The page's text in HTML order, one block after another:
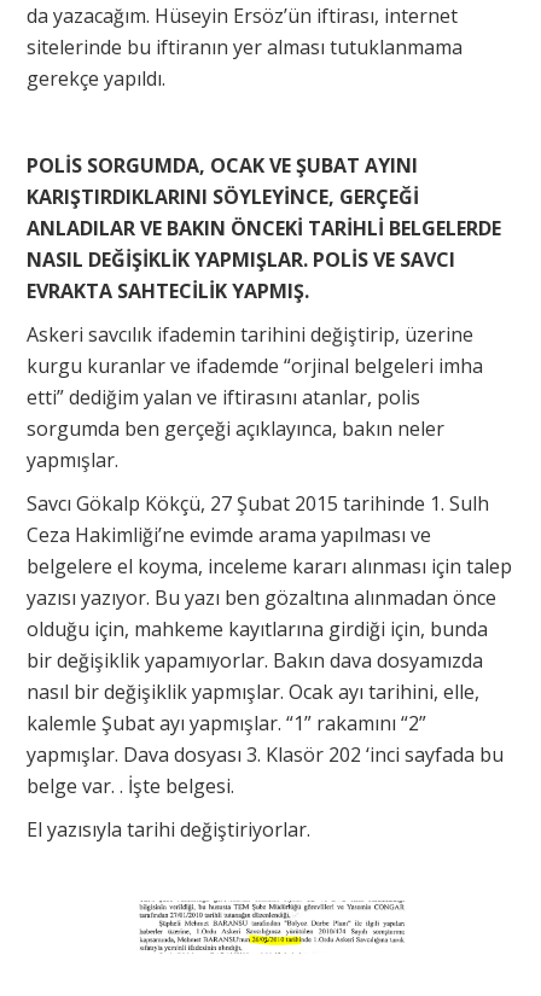
da yazacağım. Hüseyin Ersöz’ün iftirası, internet
sitelerinde bu iftiranın yer alması tutuklanmama
gerekçe yapıldı.
POLİS SORGUMDA, OCAK VE ŞUBAT AYINI
KARIŞTIRDIKLARINI SÖYLEYİNCE, GERÇEĞİ
ANLADILAR VE BAKIN ÖNCEKİ TARİHLİ BELGELERDE
NASIL DEĞİŞİKLİK YAPMIŞLAR. POLİS VE SAVCI
EVRAKTA SAHTECİLİK YAPMIŞ.
Askeri savcılık ifademin tarihini değiştirip, üzerine
kurgu kuranlar ve ifademde “orjinal belgeleri imha
etti” dediğim yalan ve iftirasını atanlar, polis
sorgumda ben gerçeği açıklayınca, bakın neler
yapmışlar.
Savcı Gökalp Kökçü, 27 Şubat 2015 tarihinde 1. Sulh
Ceza Hakimliği’ne evimde arama yapılması ve
belgelere el koyma, inceleme kararı alınması için talep
yazısı yazıyor. Bu yazı ben gözaltına alınmadan önce
olduğu için, mahkeme kayıtlarına girdiği için, bunda
bir değişiklik yapamıyorlar. Bakın dava dosyamızda
nasıl bir değişiklik yapmışlar. Ocak ayı tarihini, elle,
kalemle Şubat ayı yapmışlar. “1” rakamını “2”
yapmışlar. Dava dosyası 3. Klasör 202 ‘inci sayfada bu
belge var. . İşte belgesi.
El yazısıyla tarihi değiştiriyorlar.